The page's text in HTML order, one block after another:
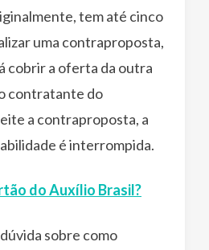
tem até cinco
uma contraproposta,
cobrir a oferta da outra
contratante do
a contraproposta, a
é interrompida.
do Auxílio Brasil?
sobre como